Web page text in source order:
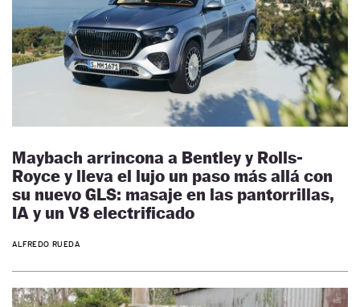
Maybach arrincona a Bentley y Rolls-
Royce y lleva el lujo un paso más allá con
su nuevo GLS: masaje en las pantorrillas,
IA y un V8 electrificado
ALFREDO RUEDA